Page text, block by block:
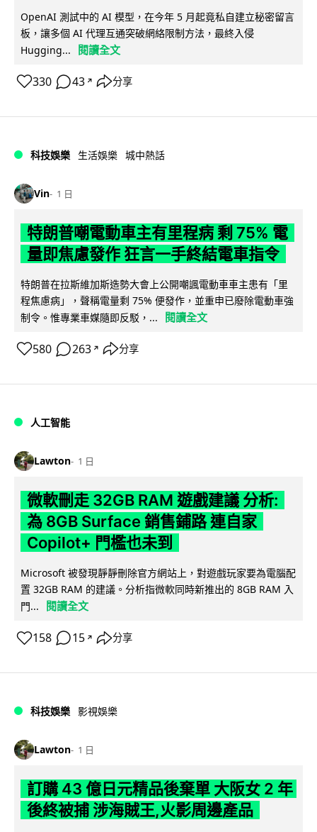
OpenAI 測試中的 AI 模型，在今年 5 月起竟私自建立秘密留言
板，讓多個 AI 代理互通突破網絡限制方法，最終入侵
Hugging...
閱讀全文
330 43 ↗ 分享
科技娛樂 生活娛樂 城中熱話
Vin 1 日
特朗普嘲電動車主有里程病 剩 75% 電
量即焦慮發作 狂言一手終結電車指令
特朗普在拉斯維加斯造勢大會上公開嘲諷電動車車主患有「里
程焦慮病」，聲稱電量剩 75% 便發作，並重申已廢除電動車強
制令。惟專業車媒隨即反駁，...
閱讀全文
580 263 ↗ 分享
人工智能
Lawton 1 日
微軟刪走 32GB RAM 遊戲建議 分析:
為 8GB Surface 銷售鋪路 連自家
Copilot+ 門檻也未到
Microsoft 被發現靜靜刪除官方網站上，對遊戲玩家要為電腦配
置 32GB RAM 的建議。分析指微軟同時新推出的 8GB RAM 入
門...
閱讀全文
158 15 ↗ 分享
科技娛樂 影視娛樂
Lawton 1 日
訂購 43 億日元精品後棄單 大阪女 2 年
後終被捕 涉海賊王,火影周邊產品